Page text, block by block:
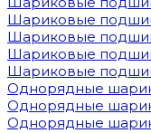
Шариковые
Шариковые
Шариковые
Шариковые
Однорядные
Однорядные
Однорядные